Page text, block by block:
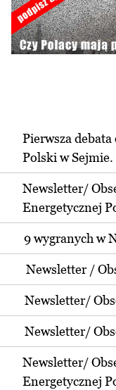
Pierwsza
Polski w Sejmie.
Newsletter/
Energetycznej
9 wygranych w
Newsletter /
Newsletter/
Newsletter/
Newsletter/
Energetycznej